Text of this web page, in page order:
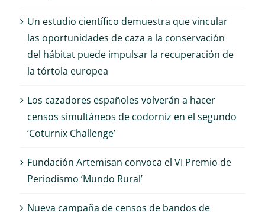
Un estudio científico demuestra que vincular
las oportunidades de caza a la conservación
del hábitat puede impulsar la recuperación de
la tórtola europea
Los cazadores españoles volverán a hacer
censos simultáneos de codorniz en el segundo
‘Coturnix Challenge’
Fundación Artemisan convoca el VI Premio de
Periodismo ‘Mundo Rural’
Nueva campaña de censos de bandos de